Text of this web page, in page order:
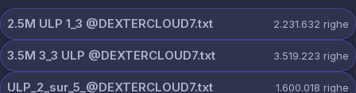
2.5M ULP 1_3 @DEXTERCLOUD7.txt 2.231.632 righe
3.5M 3_3 ULP @DEXTERCLOUD7.txt 3.519.223 righe
ULP_2_sur_5_@DEXTERCLOUD7.txt 1.600.018 righe